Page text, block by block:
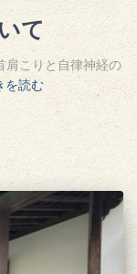
て
こりと自律神経の
を読む